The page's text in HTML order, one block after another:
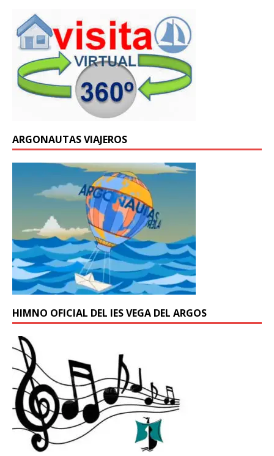
ARGONAUTAS VIAJEROS
HIMNO OFICIAL DEL IES VEGA DEL ARGOS